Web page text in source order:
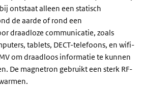
ontstaat alleen een statisch
de aarde of rond een
draadloze communicatie, zoals
tablets, DECT-telefoons, en wifi-
om draadloos informatie te kunnen
De magnetron gebruikt een sterk RF-